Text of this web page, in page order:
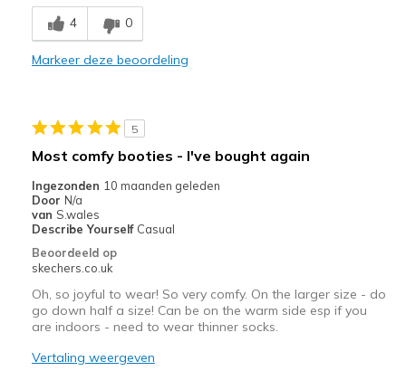
Width
Sizing
4 0
Markeer deze beoordeling
5
Most comfy booties - I've bought again
Ingezonden 10 maanden geleden
Door N/a
van S.wales
Describe Yourself Casual
Beoordeeld op
skechers.co.uk
Oh, so joyful to wear! So very comfy. On the larger size - do
go down half a size! Can be on the warm side esp if you
are indoors - need to wear thinner socks.
Vertaling weergeven